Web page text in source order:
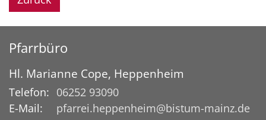
Pfarrbüro
Hl. Marianne Cope, Heppenheim
Telefon: 06252 93090
E-Mail:
pfarrei.heppenheim@bistum-mainz.de